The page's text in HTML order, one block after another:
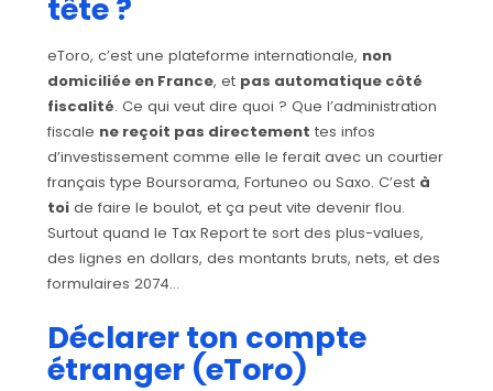
tête ?
eToro, c’est une plateforme internationale, non
domiciliée en France, et pas automatique côté
fiscalité. Ce qui veut dire quoi ? Que l’administration
fiscale ne reçoit pas directement tes infos
d’investissement comme elle le ferait avec un courtier
français type Boursorama, Fortuneo ou Saxo. C’est à
toide faire le boulot, et ça peut vite devenir flou.
Surtout quand le Tax Report te sort des plus-values,
des lignes en dollars, des montants bruts, nets, et des
formulaires 2074…
Déclarer ton compte
étranger (eToro)